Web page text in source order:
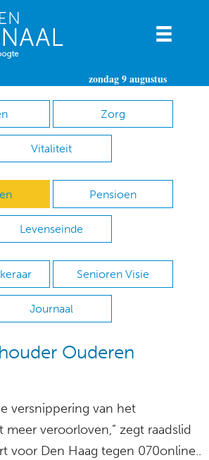
zondag 9 augustus
Zorg
Vitaliteit
Pensioen
Levenseinde
Senioren Visie
Journaal
Ouderen
versnippering van het
veroorloven,” zegt raadslid
voor Den Haag tegen 070online..